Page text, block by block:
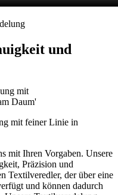
und
mit Ihren Vorgaben. Unsere
Präzision und
Textilveredler, der über eine
und können dadurch